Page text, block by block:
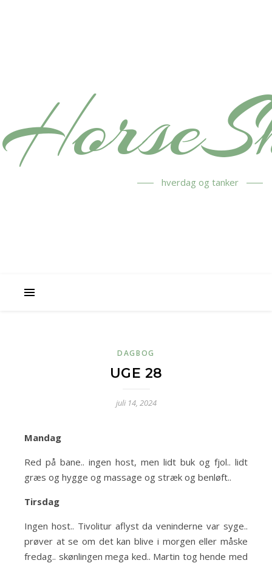
hverdag og tanker
DAGBOG
UGE 28
juli 14, 2024
Mandag
Red på bane.. ingen host, men lidt buk og fjol.. lidt
græs og hygge og massage og stræk og benløft..
Tirsdag
Ingen host.. Tivolitur aflyst da veninderne var syge..
prøver at se om det kan blive i morgen eller måske
fredag.. skønlingen mega ked.. Martin tog hende med